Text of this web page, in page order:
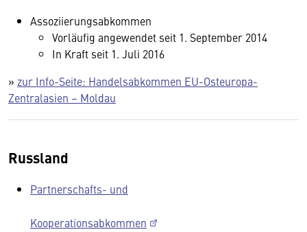
Assoziierungsabkommen
Vorläufig angewendet seit 1. September 2014
In Kraft seit 1. Juli 2016
» zur Info-Seite: Handelsabkommen EU-Osteuropa-
Zentralasien – Moldau
Russland
Partnerschafts- und
Kooperationsabkommen